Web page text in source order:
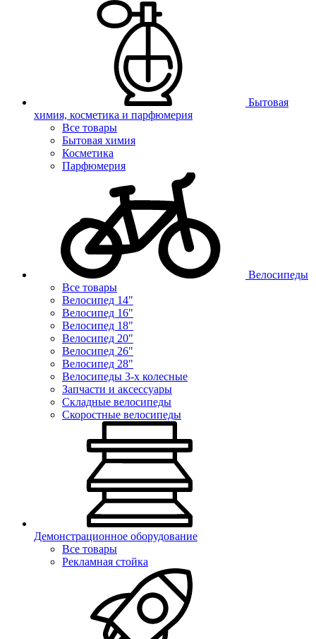
Бытовая
химия, косметика и парфюмерия
Все товары
Бытовая химия
Косметика
Парфюмерия
Велосипеды
Все товары
Велосипед 14"
Велосипед 16"
Велосипед 18"
Велосипед 20"
Велосипед 26"
Велосипед 28"
Велосипеды 3-х колесные
Запчасти и аксессуары
Складные велосипеды
Скоростные велосипеды
Демонстрационное оборудование
Все товары
Рекламная стойка